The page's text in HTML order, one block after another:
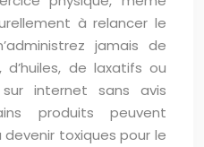
à relancer le
jamais de
de laxatifs ou
internet sans avis
produits peuvent
toxiques pour le